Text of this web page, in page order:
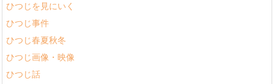
ひつじを見にいく
ひつじ事件
ひつじ春夏秋冬
ひつじ画像・映像
ひつじ話